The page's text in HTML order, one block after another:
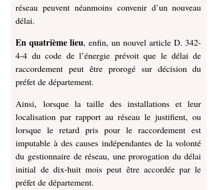
réseau peuvent néanmoins convenir d’un nouveau
délai.
En quatrième lieu, enfin, un nouvel article D. 342-
4-4 du code de l’énergie prévoit que le délai de
raccordement peut être prorogé sur décision du
préfet de département.
Ainsi, lorsque la taille des installations et leur
localisation par rapport au réseau le justifient, ou
lorsque le retard pris pour le raccordement est
imputable à des causes indépendantes de la volonté
du gestionnaire de réseau, une prorogation du délai
initial de dix-huit mois peut être accordée par le
préfet de département.